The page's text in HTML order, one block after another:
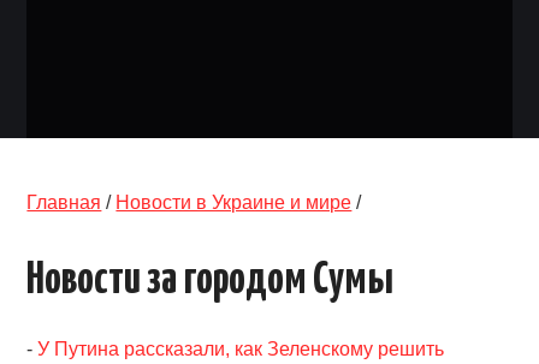
Главная / Новости в Украине и мире /
Новости за городом Сумы
-У Путина рассказали, как Зеленскому решить